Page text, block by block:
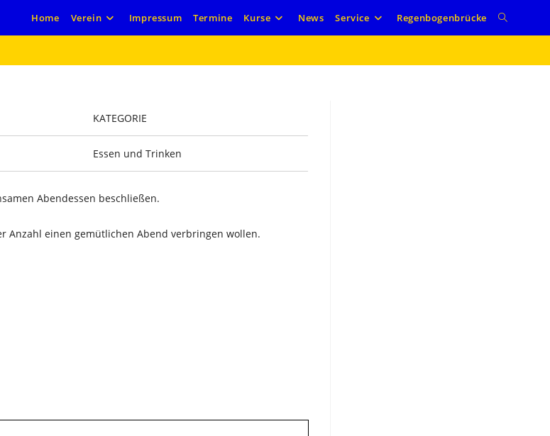
Home Verein Impressum Termine Kurse News Service Regenbogenbrücke Website-
KATEGORIE
Essen und Trinken
Abendessen beschließen.
Anzahl einen gemütlichen Abend verbringen wollen.